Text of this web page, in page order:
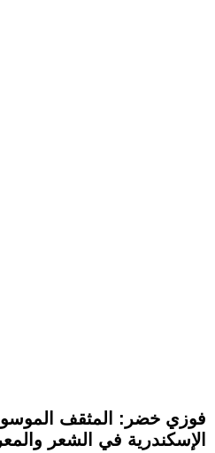
فوزي خضر: المثقف
الإسكندرية في الشعر